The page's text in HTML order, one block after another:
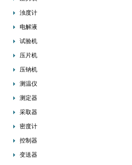
浊度计
电解液
试验机
压片机
压钠机
测温仪
测定器
采取器
密度计
控制器
变送器